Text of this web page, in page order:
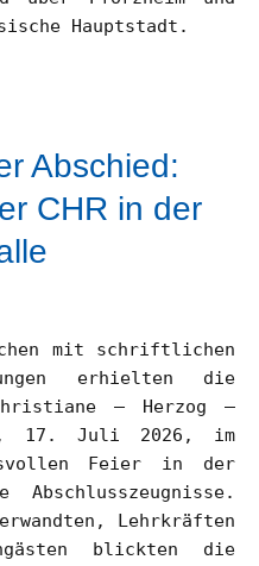
Hauptstadt.
Abschied:
CHR in der
mit schriftlichen
erhielten die
– Herzog –
17. Juli 2026, im
Feier in der
Lehrkräften
blickten die